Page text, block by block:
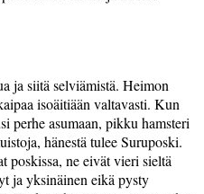
ja siitä selviämistä. Heimon
isoäitiään valtavasti. Kun
perhe asumaan, pikku hamsteri
hänestä tulee Suruposki.
poskissa, ne eivät vieri sieltä
ja yksinäinen eikä pysty